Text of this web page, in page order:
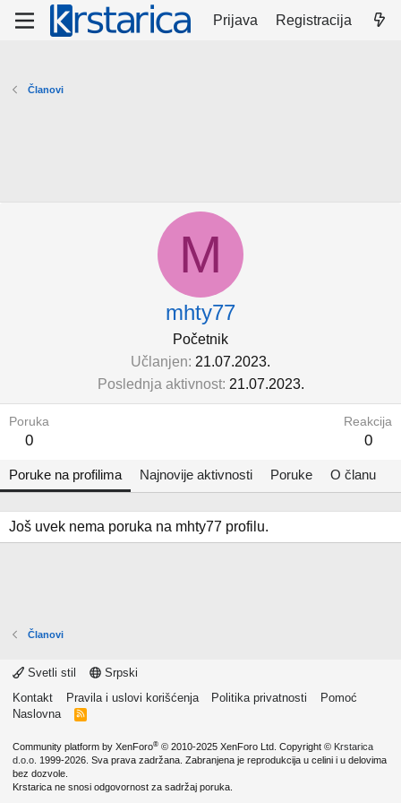
Prijava Registracija
Članovi
M
mhty77
Početnik
Učlanjen 21.07.2023.
Poslednja aktivnost 21.07.2023.
Poruka
0
Reakcija
0
Poruke na profilima Najnovije aktivnosti Poruke O članu
Još uvek nema poruka na mhty77 profilu.
Članovi
Svetli stil
Srpski
Kontakt
Pravila i uslovi korišćenja Politika privatnosti
Pomoć
Naslovna
R
Community platform by XenForo® © 2010-2025 XenForo Ltd. Copyright © Krstarica
d.o.o. 1999-2026. Sva prava zadržana. Zabranjena je reprodukcija u celini i u delovima
bez dozvole.
Krstarica ne snosi odgovornost za sadržaj poruka.